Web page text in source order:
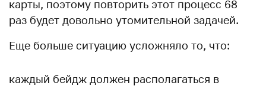
карты, поэтому повторить этот процесс 68
раз будет довольно утомительной задачей.
Еще больше ситуацию усложняло то, что:
каждый бейдж должен располагаться в